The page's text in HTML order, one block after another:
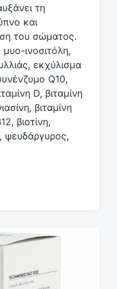
τη
και
του σώματος.
ινοσιτόλη,
εκχύλισμα
Q10,
D, βιταμίνη
βιταμίνη
βιοτίνη,
ψευδάργυρος,